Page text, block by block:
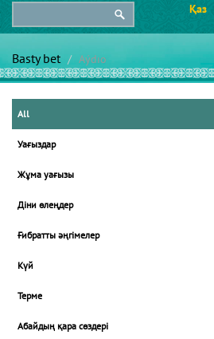
Қаз
Basty bet Aýdıo
All
Уағыздар
Жұма уағызы
Діни өлеңдер
Ғибратты әңгімелер
Күй
Терме
Абайдың қара сөздері